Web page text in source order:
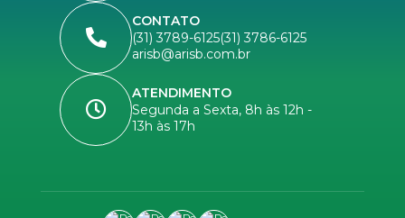
CONTATO
(31) 3789-6125(31) 3786-6125
arisb@arisb.com.br
ATENDIMENTO
Segunda a Sexta, 8h às 12h -
13h às 17h